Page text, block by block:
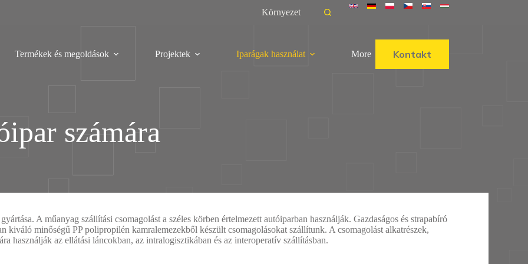
Környezet
Termékek és megoldások Projektek Iparágak használat More Kontakt
számára
A műanyag szállítási csomagolást a széles körben értelmezett autóiparban használják. Gazdaságos és strapabíró
kiváló minőségű PP polipropilén kamralemezekből készült csomagolásokat szállítunk. A csomagolást alkatrészek,
használják az ellátási láncokban, az intralogisztikában és az interoperatív szállításban.